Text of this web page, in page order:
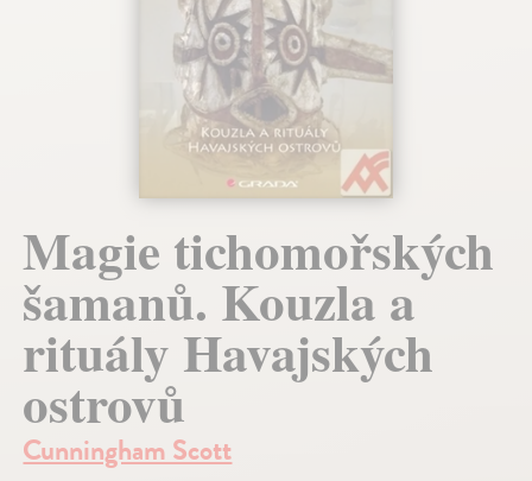
Magie tichomořských
šamanů. Kouzla a
rituály Havajských
ostrovů
Cunningham Scott